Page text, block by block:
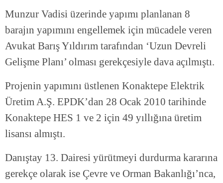
Munzur Vadisi üzerinde yapımı planlanan 8
barajın yapımını engellemek için mücadele veren
Avukat Barış Yıldırım tarafından ‘Uzun Devreli
Gelişme Planı’ olması gerekçesiyle dava açılmıştı.
Projenin yapımını üstlenen Konaktepe Elektrik
Üretim A.Ş. EPDK’dan 28 Ocak 2010 tarihinde
Konaktepe HES 1 ve 2 için 49 yıllığına üretim
lisansı almıştı.
Danıştay 13. Dairesi yürütmeyi durdurma kararına
gerekçe olarak ise Çevre ve Orman Bakanlığı’nca,